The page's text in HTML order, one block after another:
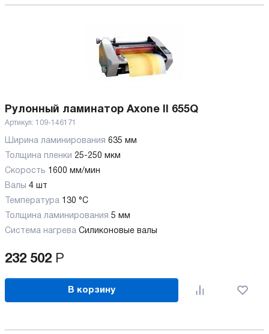
Рулонный ламинатор Axone II 655Q
Артикул: 109-146171
Ширина ламинирования 635 мм
Толщина пленки 25-250 мкм
Скорость 1600 мм/мин
Валы 4 шт
Температура 130 °C
Толщина ламинирования 5 мм
Система нагрева Силиконовые валы
232 502 Р
В корзину